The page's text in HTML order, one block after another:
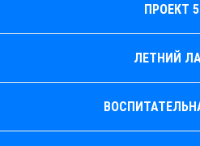
ПРОЕКТ
ЛЕТНИЙ